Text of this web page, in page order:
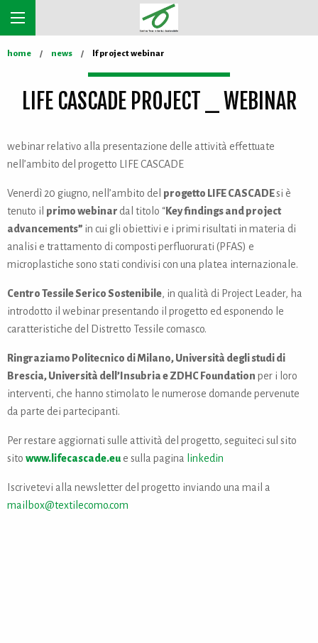
home news lf project webinar
LIFE CASCADE PROJECT _ WEBINAR
webinar relativo alla presentazione delle attività effettuate
nell’ambito del progetto LIFE CASCADE
Venerdì 20 giugno, nell’ambito del progetto LIFE CASCADEsi è
tenuto il primo webinar dal titolo “Key findings and project
advancements” in cui gli obiettivi e i primi risultati in materia di
analisi e trattamento di composti perfluorurati (PFAS) e
microplastiche sono stati condivisi con una platea internazionale.
Centro Tessile Serico Sostenibile, in qualità di Project Leader, ha
introdotto il webinar presentando il progetto ed esponendo le
caratteristiche del Distretto Tessile comasco.
Ringraziamo Politecnico di Milano, Università degli studi di
Brescia, Università dell’Insubria e ZDHC Foundation per i loro
interventi, che hanno stimolato le numerose domande pervenute
da parte dei partecipanti.
Per restare aggiornati sulle attività del progetto, seguiteci sul sito
sito www.lifecascade.eu e sulla pagina linkedin
Iscrivetevi alla newsletter del progetto inviando una mail a
mailbox@textilecomo.com